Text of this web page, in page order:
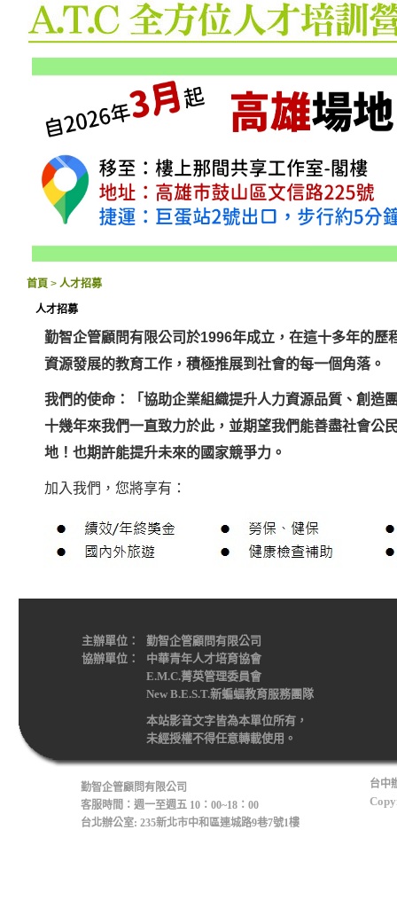
首頁 > 人才招募
人才招募
勤智企管顧問有限公司於1996年成立，在這十多年的歷
資源發展的教育工作，積極推展到社會的每一個角落。
我們的使命：「協助企業組織提升人力資源品質、創造
十幾年來我們一直致力於此，並期望我們能善盡社會公
地！也期許能提升未來的國家競爭力。
加入我們，您將享有：
主辦單位：
協辦單位：
勤智企管顧問有限公司
中華青年人才培育協會
E.M.C.菁英管理委員會
New B.E.S.T.新蝙蝠教育服務團隊
本站影音文字皆為本單位所有，
未經授權不得任意轉載使用。
勤智企管顧問有限公司
客服時間：週一至週五 10：00~18：00
台北辦公室: 235新北市中和區連城路9巷7號1樓
台中